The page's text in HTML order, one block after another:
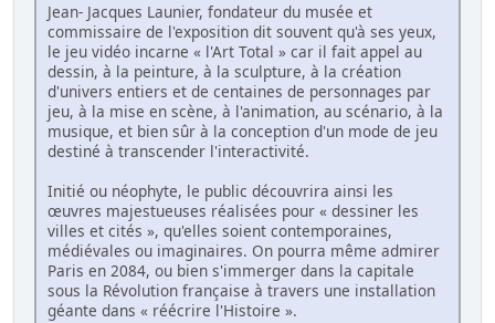
Jean- Jacques Launier, fondateur du musée et
commissaire de l'exposition dit souvent qu'à ses yeux,
le jeu vidéo incarne « l'Art Total » car il fait appel au
dessin, à la peinture, à la sculpture, à la création
d'univers entiers et de centaines de personnages par
jeu, à la mise en scène, à l'animation, au scénario, à la
musique, et bien sûr à la conception d'un mode de jeu
destiné à transcender l'interactivité.
Initié ou néophyte, le public découvrira ainsi les
œuvres majestueuses réalisées pour « dessiner les
villes et cités », qu'elles soient contemporaines,
médiévales ou imaginaires. On pourra même admirer
Paris en 2084, ou bien s'immerger dans la capitale
sous la Révolution française à travers une installation
géante dans « réécrire l'Histoire ».